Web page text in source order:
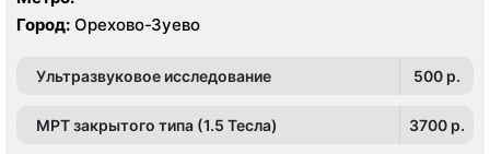
Город: Орехово-Зуево
Ультразвуковое исследование 500 p.
МРТ закрытого типа (1.5 Тесла) 3700 p.